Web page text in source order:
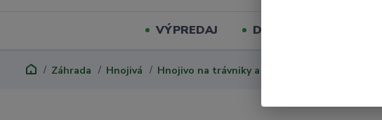
VÝPREDAJ Domáci miláčikovia
Záhrada Hnojivá Hnojivo na trávniky a trávy